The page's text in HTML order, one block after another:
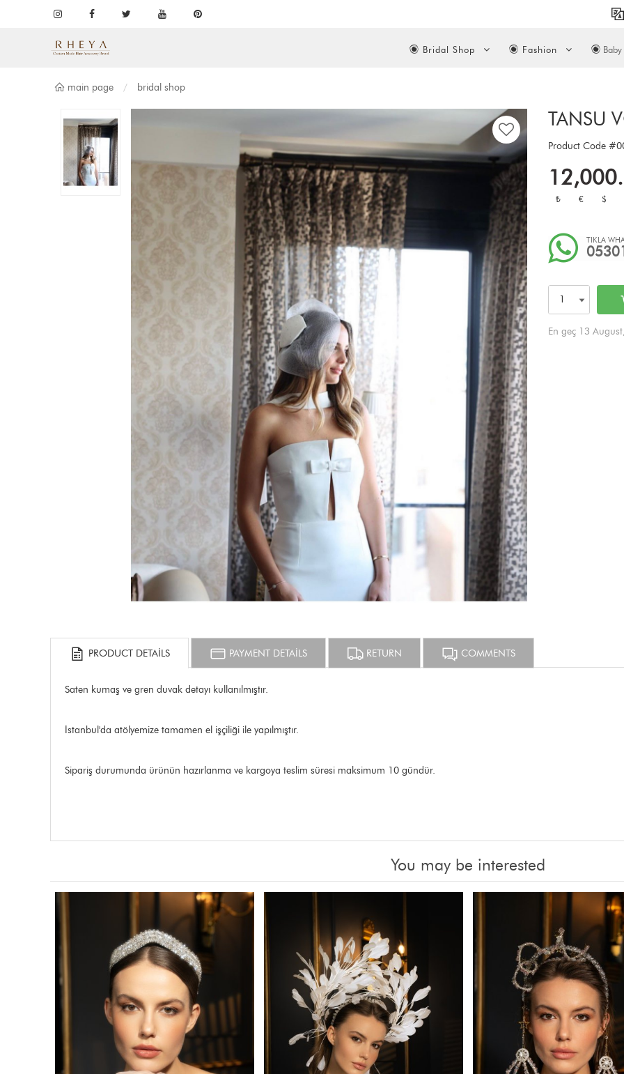
Bridal Shop Fashion
main page bridal shop
TANSU
Product Code
₺ € $
TIKLA
En geç 13
PRODUCT DETAILS PAYMENT DETAILS RETURN COMMENTS
Saten kumaş ve gren duvak detayı kullanılmıştır.
İstanbul'da atölyemize tamamen el işçiliği ile yapılmıştır.
Sipariş durumunda ürünün hazırlanma ve kargoya teslim süresi maksimum 10 gündür.
You may be interested